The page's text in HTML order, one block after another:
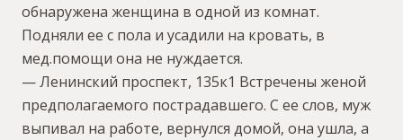
обнаружена женщина в одной из комнат.
Подняли ее с пола и усадили на кровать, в
мед.помощи она не нуждается.
— Ленинский проспект, 135к1 Встречены женой
предполагаемого пострадавшего. С ее слов, муж
выпивал на работе, вернулся домой, она ушла, а